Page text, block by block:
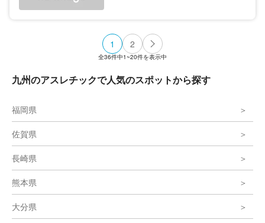
1 2
全36件中1~20件を表示中
九州のアスレチックで人気のスポットから探す
福岡県
佐賀県
長崎県
熊本県
大分県